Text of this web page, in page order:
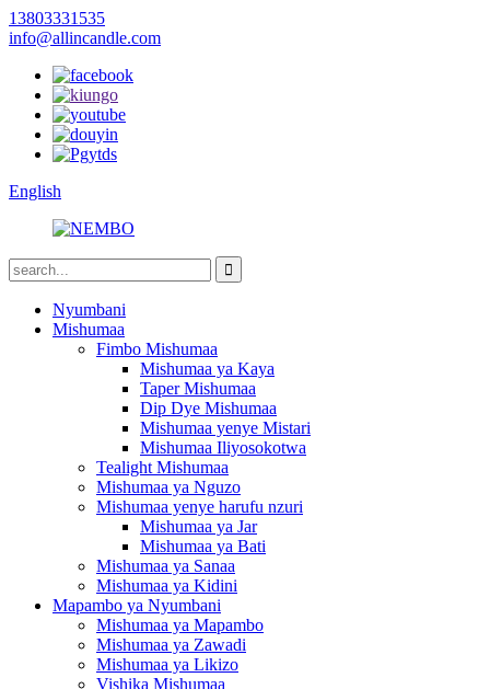
13803331535
info@allincandle.com
English
Nyumbani
Mishumaa
Fimbo Mishumaa
Mishumaa ya Kaya
Taper Mishumaa
Dip Dye Mishumaa
Mishumaa yenye Mistari
Mishumaa Iliyosokotwa
Tealight Mishumaa
Mishumaa ya Nguzo
Mishumaa yenye harufu nzuri
Mishumaa ya Jar
Mishumaa ya Bati
Mishumaa ya Sanaa
Mishumaa ya Kidini
Mapambo ya Nyumbani
Mishumaa ya Mapambo
Mishumaa ya Zawadi
Mishumaa ya Likizo
Vishika Mishumaa